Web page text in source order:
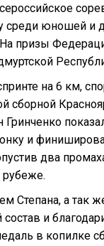
среди юношей и
призы
на 6 км,
сборной
Гринченко
и
два
Степана, а так
состав и
в копилке